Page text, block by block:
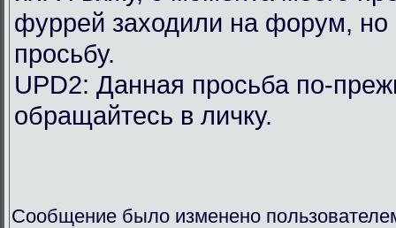
фуррей заходили на форум, но
просьбу.
UPD2: Данная просьба по-
обращайтесь в личку.
Сообщение было изменено